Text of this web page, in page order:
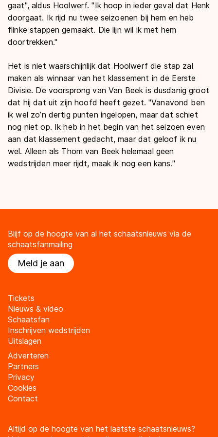
gaat", aldus Hoolwerf. "Ik hoop in ieder geval dat Henk
doorgaat. Ik rijd nu twee seizoenen bij hem en heb
flinke stappen gemaakt. Die lijn wil ik met hem
doortrekken."
Het is niet waarschijnlijk dat Hoolwerf die stap zal
maken als winnaar van het klassement in de Eerste
Divisie. De voorsprong van Van Beek is dusdanig groot
dat hij dat uit zijn hoofd heeft gezet. "Vanavond ben
ik wel zo’n dertig punten ingelopen, maar dat schiet
nog niet op. Ik heb in het begin van het seizoen even
aan dat klassement gedacht, maar dat geloof ik nu
wel. Alleen als Thom van Beek helemaal geen
wedstrijden meer rijdt, maak ik nog een kans."
Blijf op de hoogte van al het schaatsnieuws via de
schaatsfanmailing
Meld je aan
Tickets
Nieuws & video
Schaatsfan
Inschrijven wedstrijden
Uitslagen
Adverteren
Partners
Privacy
Cookies
Contact
Altijd op de hoogte van het laatste schaatsnieuws?